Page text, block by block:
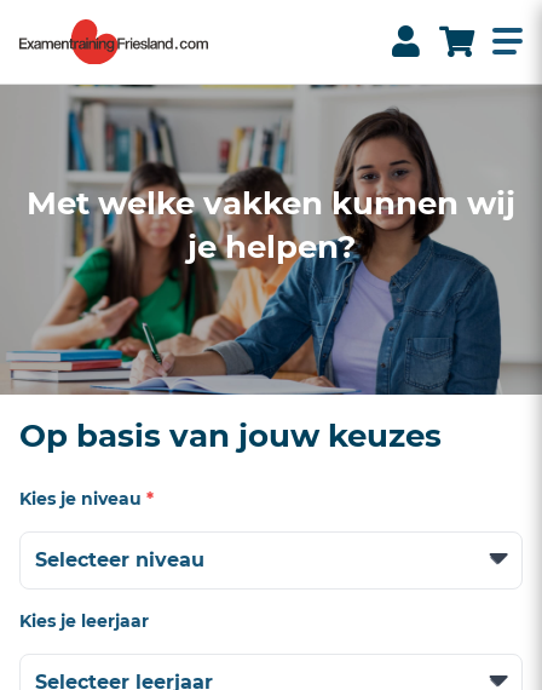
Met welke vakken kunnen wij
je helpen?
Op basis van jouw keuzes
Kies je niveau *
Kies je leerjaar